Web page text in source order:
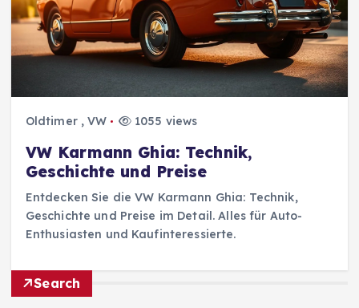
Oldtimer,VW 1055 views
VW Karmann Ghia: Technik,
Geschichte und Preise
Entdecken Sie die VW Karmann Ghia: Technik,
Geschichte und Preise im Detail. Alles für Auto-
Enthusiasten und Kaufinteressierte.
Search